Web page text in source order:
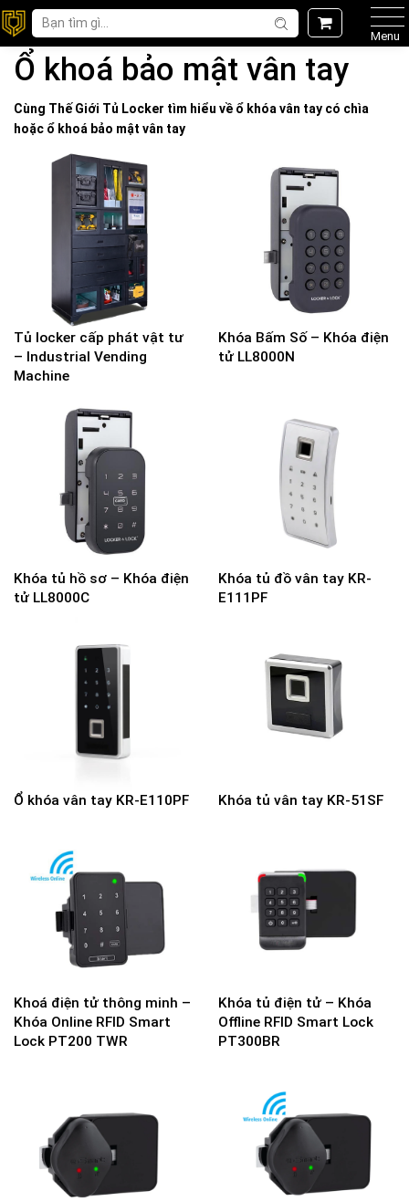
Menu
Ổ khoá bảo mật vân tay
Cùng Thế Giới Tủ Locker tìm hiểu về ổ khóa vân tay có chìa
hoặc ổ khoá bảo mật vân tay
Tủ locker cấp phát vật tư
– Industrial Vending
Machine
Khóa Bấm Số – Khóa điện
tử LL8000N
Khóa tủ hồ sơ – Khóa điện
tử LL8000C
Khóa tủ đồ vân tay KR-
E111PF
Ổ khóa vân tay KR-E110PF Khóa tủ vân tay KR-51SF
Khoá điện tử thông minh –
Khóa Online RFID Smart
Lock PT200 TWR
Khóa tủ điện tử – Khóa
Offline RFID Smart Lock
PT300BR